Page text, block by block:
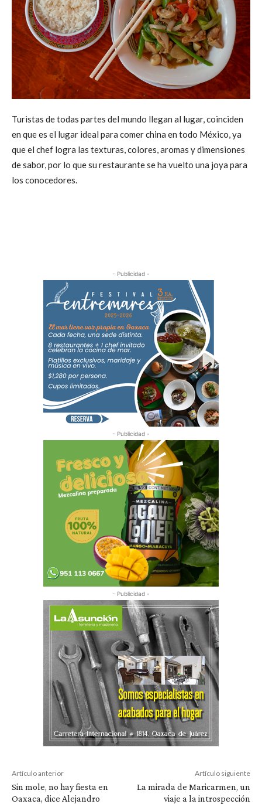
Turistas de todas partes del mundo llegan al lugar, coinciden
en que es el lugar ideal para comer china en todo México, ya
que el chef logra las texturas, colores, aromas y dimensiones
de sabor, por lo que su restaurante se ha vuelto una joya para
los conocedores.
- Publicidad -
- Publicidad -
- Publicidad -
Artículo anterior
Sin mole, no hay fiesta en
Oaxaca, dice Alejandro
Artículo siguiente
La mirada de Maricarmen, un
viaje a la introspección